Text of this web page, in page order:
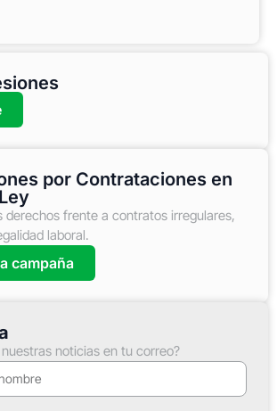
por Contrataciones en
derechos frente a contratos irregulares,
laboral.
campaña
noticias en tu correo?